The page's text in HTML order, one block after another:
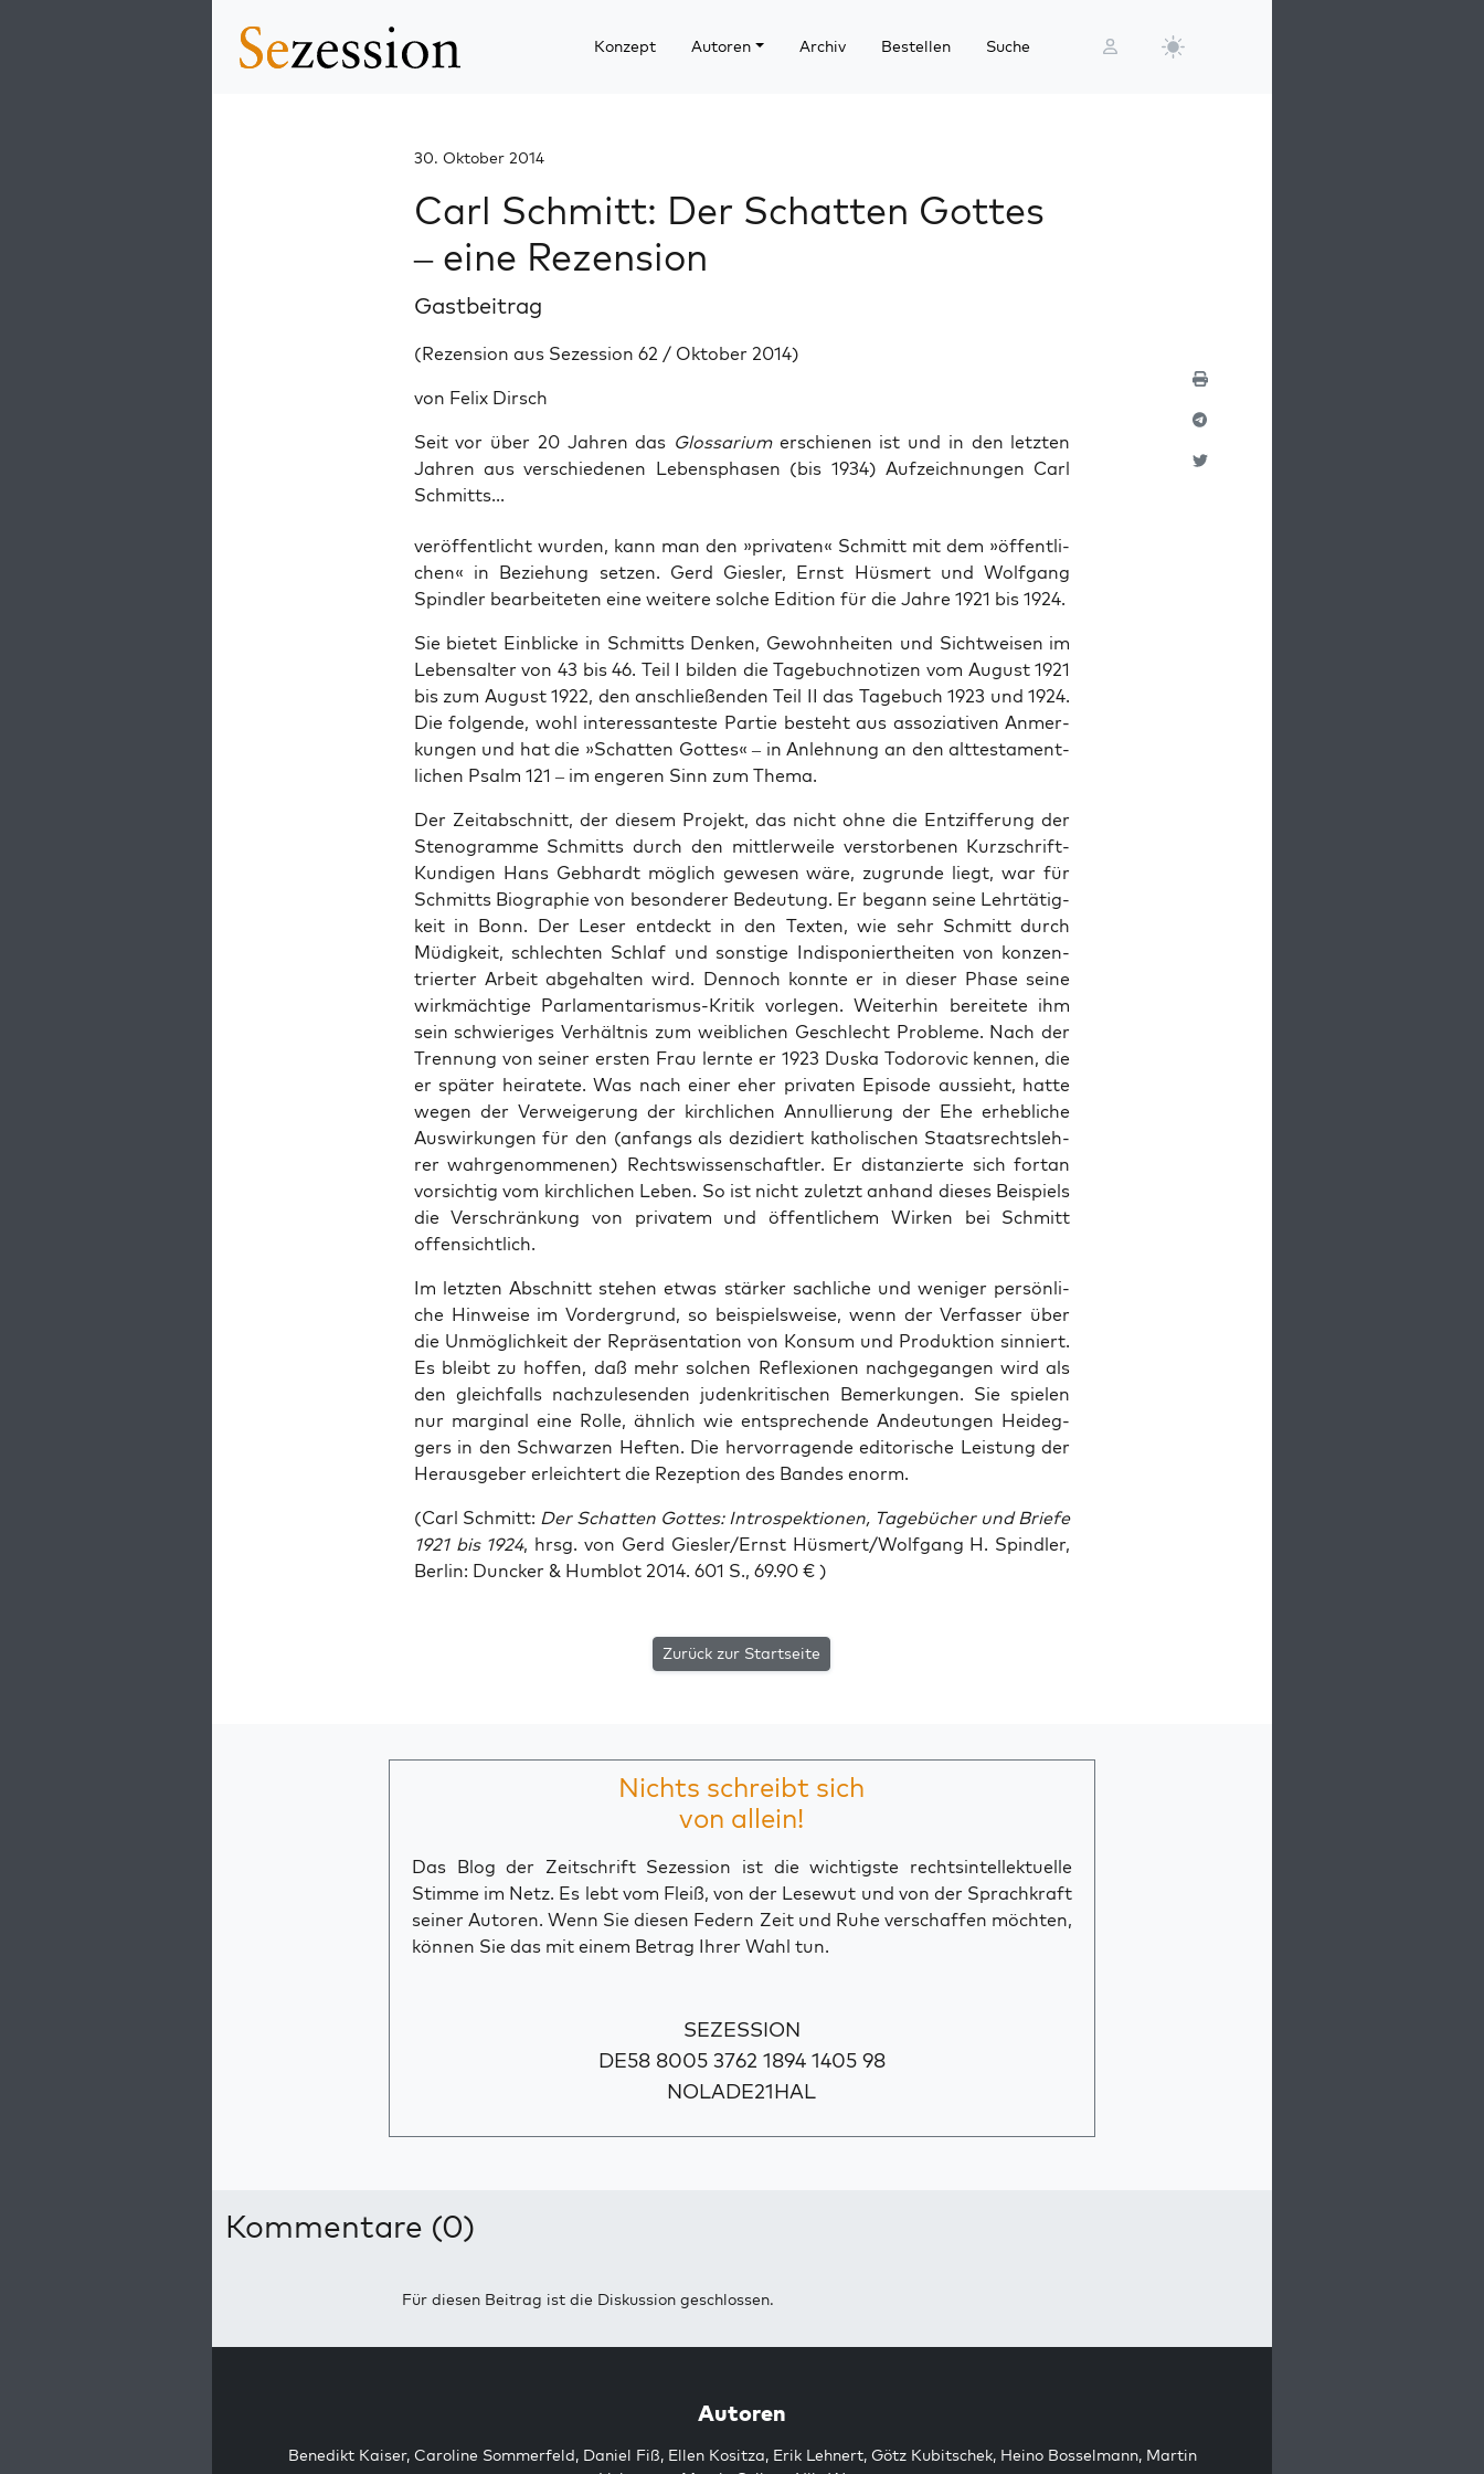
Konzept Autoren Archiv Bestellen Suche
30. Oktober 2014
Carl Schmitt: Der Schatten Gottes
– eine Rezension
Gastbeitrag
(Rezension aus Sezession 62 / Oktober 2014)
von Felix Dirsch
Seit vor über 20 Jahren das Glossariumerschienen ist und in den letzten
Jahren aus verschiedenen Lebensphasen (bis 1934) Aufzeichnungen Carl
Schmitts...
ver­öf­fent­licht wur­den, kann man den »pri­va­ten« Schmitt mit dem »öffent­li­
chen« in Bezie­hung set­zen. Gerd Gies­ler, Ernst Hüs­mert und Wolf­gang
Spind­ler bear­bei­te­ten eine wei­te­re sol­che Edi­ti­on für die Jah­re 1921 bis 1924.
Sie bie­tet Ein­bli­cke in Schmitts Den­ken, Gewohn­hei­ten und Sicht­wei­sen im
Lebens­al­ter von 43 bis 46. Teil I bil­den die Tage­buch­no­ti­zen vom August 1921
bis zum August 1922, den anschlie­ßen­den Teil II das Tage­buch 1923 und 1924.
Die fol­gen­de, wohl inter­es­san­tes­te Par­tie besteht aus asso­zia­ti­ven Anmer­
kun­gen und hat die »Schat­ten Got­tes« – in Anleh­nung an den alt­tes­ta­ment­
li­chen Psalm 121 – im enge­ren Sinn zum Thema.
Der Zeit­ab­schnitt, der die­sem Pro­jekt, das nicht ohne die Ent­zif­fe­rung der
Ste­no­gram­me Schmitts durch den mitt­ler­wei­le ver­stor­be­nen Kurz­schrift-
Kun­di­gen Hans Geb­hardt mög­lich gewe­sen wäre, zugrun­de liegt, war für
Schmitts Bio­gra­phie von beson­de­rer Bedeu­tung. Er begann sei­ne Lehr­tä­tig­
keit in Bonn. Der Leser ent­deckt in den Tex­ten, wie sehr Schmitt durch
Müdig­keit, schlech­ten Schlaf und sons­ti­ge Indis­po­niert­hei­ten von kon­zen­
trier­ter Arbeit abge­hal­ten wird. Den­noch konn­te er in die­ser Pha­se sei­ne
wirk­mäch­ti­ge Par­la­men­ta­ris­mus-Kri­tik vor­le­gen. Wei­ter­hin berei­te­te ihm
sein schwie­ri­ges Ver­hält­nis zum weib­li­chen Geschlecht Pro­ble­me. Nach der
Tren­nung von sei­ner ers­ten Frau lern­te er 1923 Dus­ka Todo­ro­vic ken­nen, die
er spä­ter hei­ra­te­te. Was nach einer eher pri­va­ten Epi­so­de aus­sieht, hat­te
wegen der Ver­wei­ge­rung der kirch­li­chen Annul­lie­rung der Ehe erheb­li­che
Aus­wir­kun­gen für den (anfangs als dezi­diert katho­li­schen Staats­rechts­leh­
rer wahr­ge­nom­me­nen) Rechts­wis­sen­schaft­ler. Er distan­zier­te sich fort­an
vor­sich­tig vom kirch­li­chen Leben. So ist nicht zuletzt anhand die­ses Bei­spiels
die Ver­schrän­kung von pri­va­tem und öffent­li­chem Wir­ken bei Schmitt
offensichtlich.
Im letz­ten Abschnitt ste­hen etwas stär­ker sach­li­che und weni­ger per­sön­li­
che Hin­wei­se im Vor­der­grund, so bei­spiels­wei­se, wenn der Ver­fas­ser über
die Unmög­lich­keit der Reprä­sen­ta­ti­on von Kon­sum und Pro­duk­ti­on sin­niert.
Es bleibt zu hof­fen, daß mehr sol­chen Refle­xio­nen nach­ge­gan­gen wird als
den gleich­falls nach­zu­le­sen­den juden­kri­ti­schen Bemer­kun­gen. Sie spie­len
nur mar­gi­nal eine Rol­le, ähn­lich wie ent­spre­chen­de Andeu­tun­gen Heid­eg­
gers in den Schwar­zen Hef­ten. Die her­vor­ra­gen­de edi­to­ri­sche Leis­tung der
Her­aus­ge­ber erleich­tert die Rezep­ti­on des Ban­des enorm.
(Carl Schmitt: Der Schat­ten Got­tes: Intro­spek­tio­nen, Tage­bü­cher und Brie­fe
1921 bis 1924, hrsg. von Gerd Giesler/Ernst Hüsmert/Wolfgang H. Spind­ler,
Ber­lin: Dun­cker & Hum­blot 2014. 601 S., 69.90 € )
Zurück zur Startseite
Nichts schreibt sich
von allein!
Das Blog der Zeitschrift Sezession ist die wichtigste rechtsintellektuelle
Stimme im Netz. Es lebt vom Fleiß, von der Lesewut und von der Sprachkraft
seiner Autoren. Wenn Sie diesen Federn Zeit und Ruhe verschaffen möchten,
können Sie das mit einem Betrag Ihrer Wahl tun.
SEZESSION
DE58 8005 3762 1894 1405 98
NOLADE21HAL
Kommentare (0)
Für diesen Beitrag ist die Diskussion geschlossen.
Autoren
Benedikt Kaiser, Caroline Sommerfeld, Daniel Fiß, Ellen Kositza, Erik Lehnert, Götz Kubitschek, Heino Bosselmann, Martin